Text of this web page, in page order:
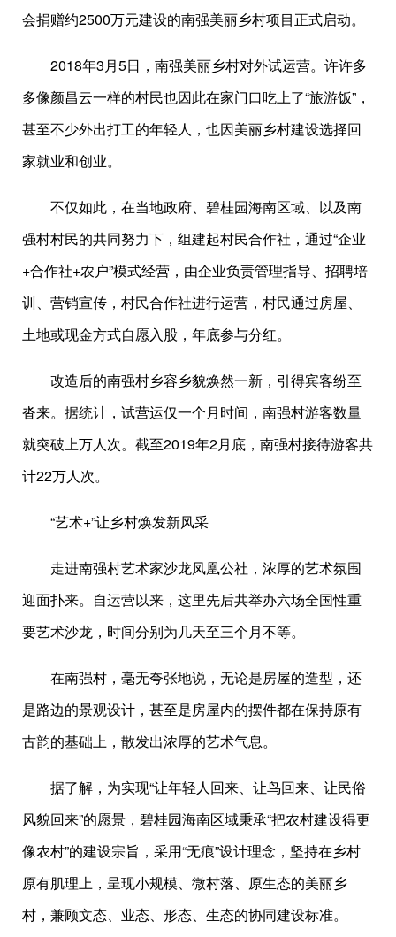
会捐赠约2500万元建设的南强美丽乡村项目正式启动。
2018年3月5日，南强美丽乡村对外试运营。许许多
多像颜昌云一样的村民也因此在家门口吃上了“旅游饭”，
甚至不少外出打工的年轻人，也因美丽乡村建设选择回
家就业和创业。
不仅如此，在当地政府、碧桂园海南区域、以及南
强村村民的共同努力下，组建起村民合作社，通过“企业
+合作社+农户”模式经营，由企业负责管理指导、招聘培
训、营销宣传，村民合作社进行运营，村民通过房屋、
土地或现金方式自愿入股，年底参与分红。
改造后的南强村乡容乡貌焕然一新，引得宾客纷至
沓来。据统计，试营运仅一个月时间，南强村游客数量
就突破上万人次。截至2019年2月底，南强村接待游客共
计22万人次。
“艺术+”让乡村焕发新风采
走进南强村艺术家沙龙凤凰公社，浓厚的艺术氛围
迎面扑来。自运营以来，这里先后共举办六场全国性重
要艺术沙龙，时间分别为几天至三个月不等。
在南强村，毫无夸张地说，无论是房屋的造型，还
是路边的景观设计，甚至是房屋内的摆件都在保持原有
古韵的基础上，散发出浓厚的艺术气息。
据了解，为实现“让年轻人回来、让鸟回来、让民俗
风貌回来”的愿景，碧桂园海南区域秉承“把农村建设得更
像农村”的建设宗旨，采用“无痕”设计理念，坚持在乡村
原有肌理上，呈现小规模、微村落、原生态的美丽乡
村，兼顾文态、业态、形态、生态的协同建设标准。